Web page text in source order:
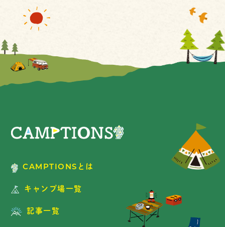
CAMPTIONSとは
キャンプ場一覧
記事一覧